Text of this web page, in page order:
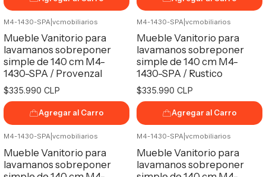
M4-1430-SPA vcmobiliarios
Mueble Vanitorio para
lavamanos sobreponer
simple de 140 cm M4-
1430-SPA / Provenzal
$335.990 CLP
Agregar al Carro
M4-1430-SPA vcmobiliarios
Mueble Vanitorio para
lavamanos sobreponer
simple de 140 cm M4-
1430-SPA / Rustico
$335.990 CLP
Agregar al Carro
M4-1430-SPA| vcmobiliarios
Mueble Vanitorio para
lavamanos sobreponer
M4-1430-SPA| vcmobiliarios
Mueble Vanitorio para
lavamanos sobreponer